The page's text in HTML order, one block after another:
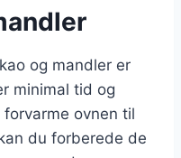
og mandler er
minimal tid og
ovnen til
du forberede de